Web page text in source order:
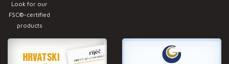
Look for our
FSC®-certified
products